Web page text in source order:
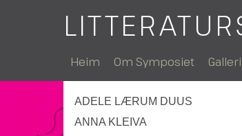
Heim Om Symposiet Galleri
ADELE LÆRUM DUUS
ANNA KLEIVA